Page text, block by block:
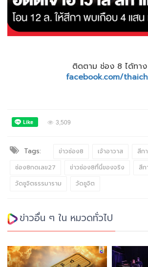
ติดตาม ช่อง 8 ได้ทาง
facebook.com/
3,509
Tags: ข่าวช่อง8 เจ้าอาวาส
สีกา
ช่อง8กดเลข27
ข่าวช่อง8ที่นี่ของจริง
สี
วัดชูจิตธรรมาราม
วัดชูจิต
ข่าวอื่น ๆ ใน หมวดทั่วไป